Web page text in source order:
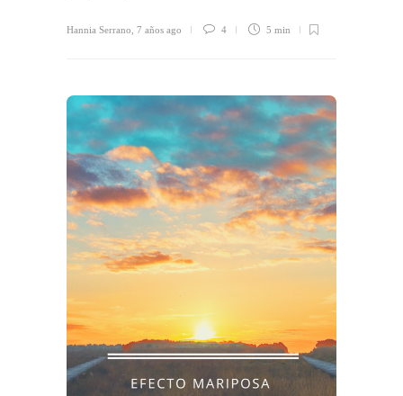
Hannia Serrano 7 años ago 4 5 min